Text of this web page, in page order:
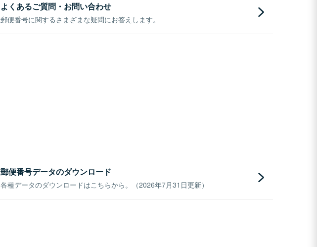
よくあるご質問・お問い合わせ
郵便番号に関するさまざまな疑問にお答えします。
郵便番号データのダウンロード
各種データのダウンロードはこちらから。（2026年7月31日更新）